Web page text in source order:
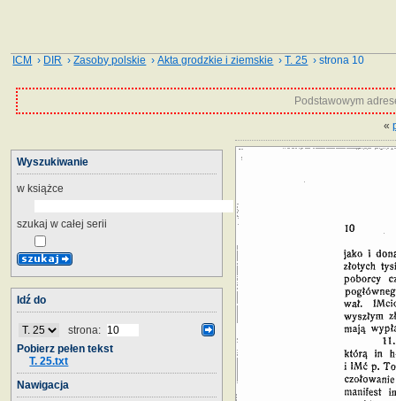
ICM › DIR ›Zasoby polskie ›Akta grodzkie i ziemskie ›T. 25 › strona 10
Podstawowym
«
Wyszukiwanie
w książce
szukaj w całej serii
Idź do
strona:
Pobierz pełen tekst
T. 25.txt
Nawigacja